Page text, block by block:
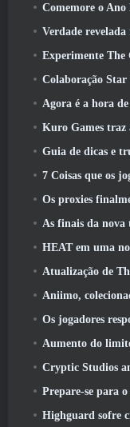
Comemore o Ano Novo Luna com o
Verdade
Experimente The Guardian’s
Colaboração
Agora é a hora de terminar os
Kuro Games traz
Guia de dicas e
7 Coisas que os
Os proxies finalmente voltam
As finais da nova
HEAT em uma
Atualização de Throne &
Aniimo, colecionador
Os jogadores respondem mal
Aumento do limite de nível e
Cryptic Studios anuncia
Prepare-se para o
Highguard sofre